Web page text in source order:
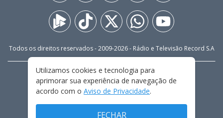
Todos os direitos reservados - 2009-2026- Rádio e Televisão Record S.A
FALE CONOSCO
PRIVACIDADE
TERMOS E CONDIÇÕES DE USO
Utilizamos cookies e tecnologia para
aprimorar sua experiência de navegação de
acordo com o Aviso de Privacidade.
FECHAR